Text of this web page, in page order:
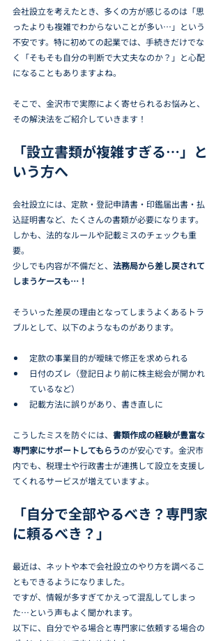
会社設立を考えたとき、多くの方が感じるのは「思
ったよりも複雑でわからないことが多い…」という
不安です。特に初めての起業では、手続きだけでな
く「そもそも自分の判断で大丈夫なのか？」と心配
になることもありますよね。
そこで、金沢市で実際によく寄せられるお悩みと、
その解決法をご紹介していきます！
「設立書類が複雑すぎる…」と
いう方へ
会社設立には、定款・登記申請書・印鑑届出書・払
込証明書など、たくさんの書類が必要になります。
しかも、法的なルールや記載ミスのチェックも重
要。
少しでも内容が不備だと、 法務局から差し戻されて
しまうケースも…！
そういった差戻の理由となってしまうよくあるトラ
ブルとして、以下のようなものがあります。
定款の事業目的が曖昧で修正を求められる
日付のズレ（登記日より前に株主総会が開かれ
ているなど）
記載方法に誤りがあり、書き直しに
こうしたミスを防ぐには、 書類作成の経験が豊富な
専門家にサポートしてもらうのが安心です。金沢市
内でも、税理士や行政書士が連携して設立を支援し
てくれるサービスが増えていますよ。
「自分で全部やるべき？専門家
に頼るべき？」
最近は、ネットや本で会社設立のやり方を調べるこ
ともできるようになりました。
ですが、情報が多すぎてかえって混乱してしまっ
た…という声もよく聞かれます。
以下に、自分でやる場合と専門家に依頼する場合の